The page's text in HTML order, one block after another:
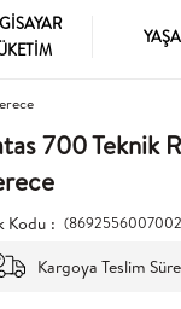
700 Teknik
Kodu
Kargoya Teslim